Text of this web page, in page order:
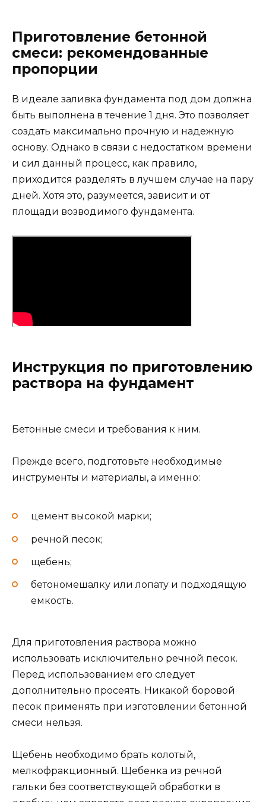
Приготовление бетонной
смеси: рекомендованные
пропорции
В идеале заливка фундамента под дом должна
быть выполнена в течение 1 дня. Это позволяет
создать максимально прочную и надежную
основу. Однако в связи с недостатком времени
и сил данный процесс, как правило,
приходится разделять в лучшем случае на пару
дней. Хотя это, разумеется, зависит и от
площади возводимого фундамента.
Инструкция по приготовлению
раствора на фундамент
Бетонные смеси и требования к ним.
Прежде всего, подготовьте необходимые
инструменты и материалы, а именно:
цемент высокой марки;
речной песок;
щебень;
бетономешалку или лопату и подходящую
емкость.
Для приготовления раствора можно
использовать исключительно речной песок.
Перед использованием его следует
дополнительно просеять. Никакой боровой
песок применять при изготовлении бетонной
смеси нельзя.
Щебень необходимо брать колотый,
мелкофракционный. Щебенка из речной
гальки без соответствующей обработки в